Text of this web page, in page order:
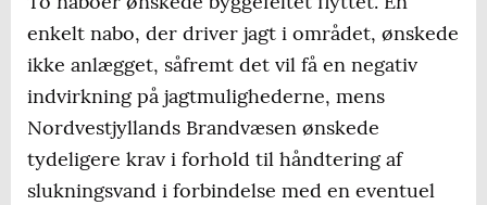
enkelt nabo, der driver jagt i området, ønskede
ikke anlægget, såfremt det vil få en negativ
indvirkning på jagtmulighederne, mens
Nordvestjyllands Brandvæsen ønskede
tydeligere krav i forhold til håndtering af
slukningsvand i forbindelse med en eventuel